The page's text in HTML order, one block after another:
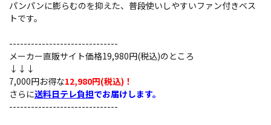
パンパンに膨らむのを抑えた、普段使いしやすいファン付きベス
トです。
------------------------------
メーカー直販サイト価格19,980円(税込)のところ
↓↓↓
7,000円お得な12,980円(税込)！
さらに送料日テレ負担でお届けします。
------------------------------